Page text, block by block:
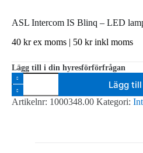
ASL Intercom IS Blinq – LED
40 krex moms | 50 krinkl moms
Lägg till i din hyresförförfrågan
ASL
Intercom
IS
Blinq
Lägg
Artikelnr: 1000348.00 Kategori: